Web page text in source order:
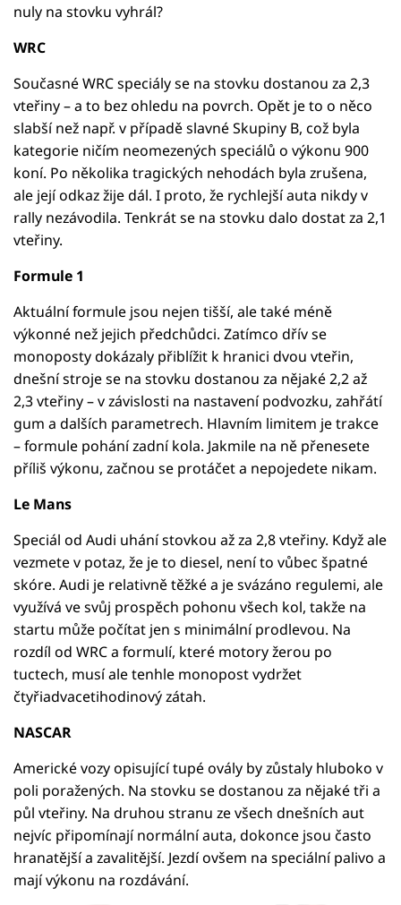
nuly na stovku vyhrál?
WRC
Současné WRC speciály se na stovku dostanou za 2,3
vteřiny – a to bez ohledu na povrch. Opět je to o něco
slabší než např. v případě slavné Skupiny B, což byla
kategorie ničím neomezených speciálů o výkonu 900
koní. Po několika tragických nehodách byla zrušena,
ale její odkaz žije dál. I proto, že rychlejší auta nikdy v
rally nezávodila. Tenkrát se na stovku dalo dostat za 2,1
vteřiny.
Formule 1
Aktuální formule jsou nejen tišší, ale také méně
výkonné než jejich předchůdci. Zatímco dřív se
monoposty dokázaly přiblížit k hranici dvou vteřin,
dnešní stroje se na stovku dostanou za nějaké 2,2 až
2,3 vteřiny – v závislosti na nastavení podvozku, zahřátí
gum a dalších parametrech. Hlavním limitem je trakce
– formule pohání zadní kola. Jakmile na ně přenesete
příliš výkonu, začnou se protáčet a nepojedete nikam.
Le Mans
Speciál od Audi uhání stovkou až za 2,8 vteřiny. Když ale
vezmete v potaz, že je to diesel, není to vůbec špatné
skóre. Audi je relativně těžké a je svázáno regulemi, ale
využívá ve svůj prospěch pohonu všech kol, takže na
startu může počítat jen s minimální prodlevou. Na
rozdíl od WRC a formulí, které motory žerou po
tuctech, musí ale tenhle monopost vydržet
čtyřiadvacetihodinový zátah.
NASCAR
Americké vozy opisující tupé ovály by zůstaly hluboko v
poli poražených. Na stovku se dostanou za nějaké tři a
půl vteřiny. Na druhou stranu ze všech dnešních aut
nejvíc připomínají normální auta, dokonce jsou často
hranatější a zavalitější. Jezdí ovšem na speciální palivo a
mají výkonu na rozdávání.